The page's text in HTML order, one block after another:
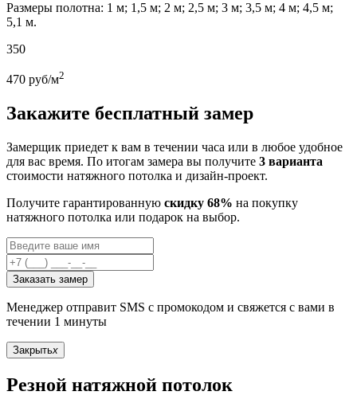
Размеры полотна: 1 м; 1,5 м; 2 м; 2,5 м; 3 м; 3,5 м; 4 м; 4,5 м;
5,1 м.
350
470 руб/м2
Закажите бесплатный замер
Замерщик приедет к вам в течении часа или в любое удобное
для вас время. По итогам замера вы получите 3 варианта
стоимости натяжного потолка и дизайн-проект.
Получите гарантированную скидку 68% на покупку
натяжного потолка или подарок на выбор.
Заказать замер
Менеджер отправит SMS с промокодом и свяжется с вами в
течении 1 минуты
Закрытьx
Резной натяжной потолок